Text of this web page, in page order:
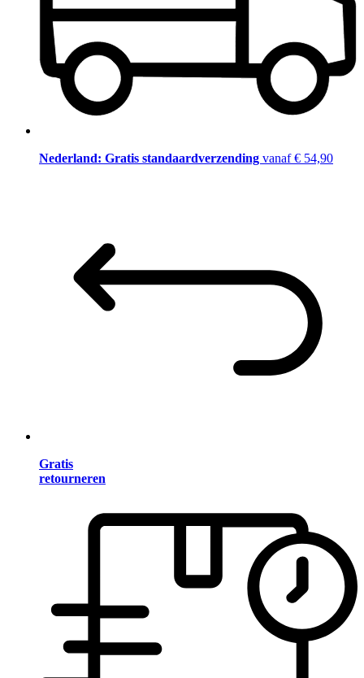
Nederland: Gratis standaardverzending vanaf € 54,90
Gratis
retourneren